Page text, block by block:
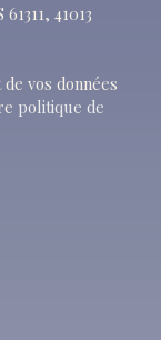
41013
vos données
politique de